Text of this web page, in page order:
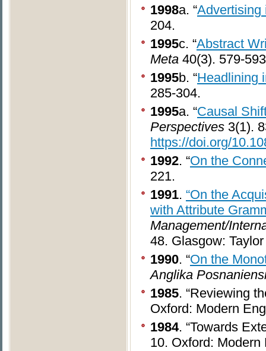
1998a. “Advertising
204.
1995c. “Abstract
Meta 40(3). 579-
1995b. “Headlining
285-304.
1995a. “Causal
Perspectives 3(1).
https://doi.org/
1992. “On the
221.
1991. “On the
with Attribute
Management/
48. Glasgow:
1990. “On the
Anglika
1985. “Reviewing
Oxford: Modern
1984. “Towards
10. Oxford: